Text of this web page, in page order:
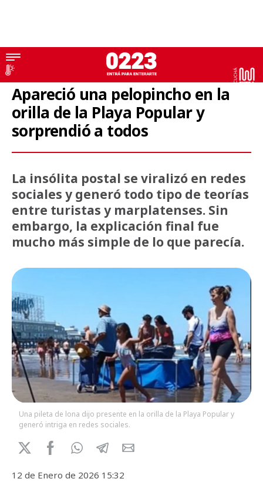
Mar del Plata
Apareció una pelopincho en la
orilla de la Playa Popular y
sorprendió a todos
La insólita postal se viralizó en redes
sociales y generó todo tipo de teorías
entre turistas y marplatenses. Sin
embargo, la explicación final fue
mucho más simple de lo que parecía.
Una pileta de lona dijo presente en la orilla de la Playa Popular y
generó intriga en redes sociales.
12 de Enero de 2026 15:32